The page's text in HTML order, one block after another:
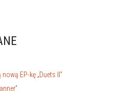
EP-kę „Duets II”